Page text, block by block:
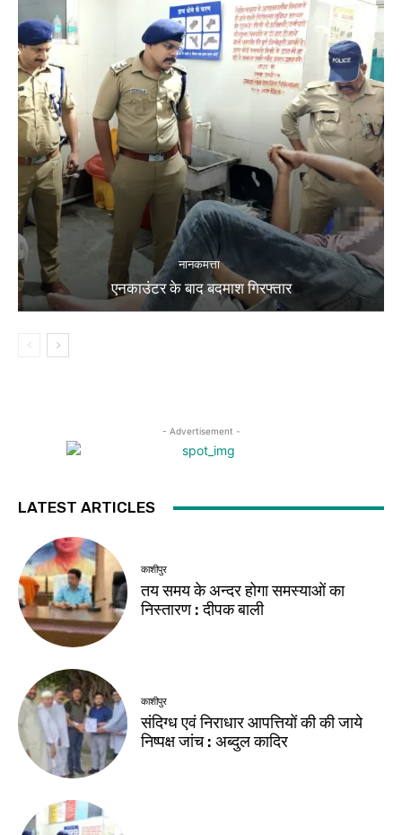
नानकमत्ता
एनकाउंटर के बाद बदमाश गिरफ्तार
- Advertisement -
LATEST ARTICLES
काशीपुर
तय समय के अन्दर होगा समस्याओं का
निस्तारण : दीपक बाली
काशीपुर
संदिग्ध एवं निराधार आपत्तियों की की जाये
निष्पक्ष जांच : अब्दुल कादिर